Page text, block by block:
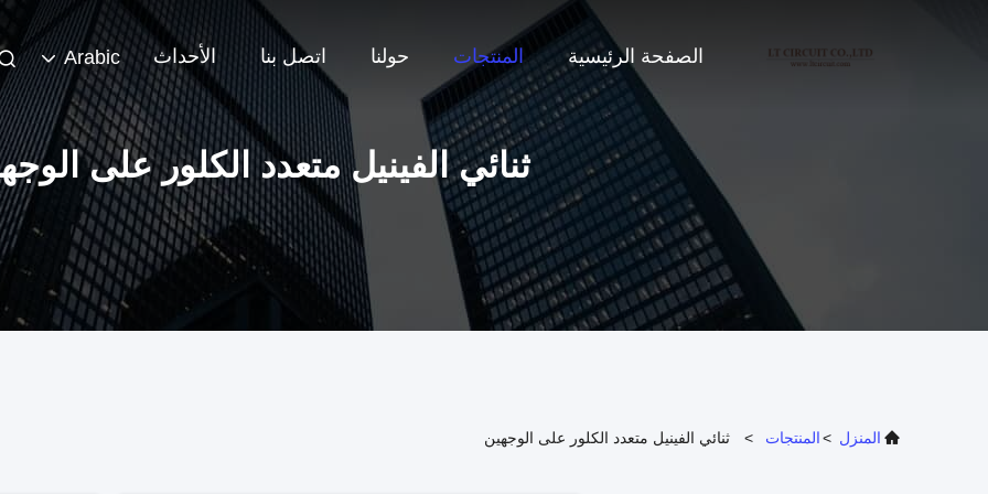
الصفحة الرئيسية المنتجات حولنا اتصل بنا الأحداث Arabic
ثنائي الفينيل متعدد الكلور على
المنزل >المنتجات > ثنائي الفينيل متعدد الكلور على الوجهين